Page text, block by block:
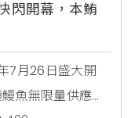
閃開幕，本鮪
7月26日盛大開
魚無限量供應，